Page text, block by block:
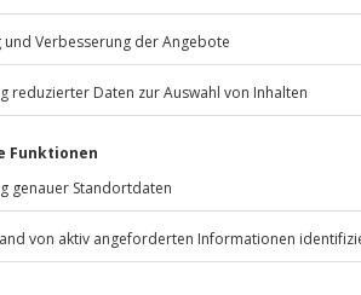
Jochen SchweizerGmbH
Mühldorfstraße 8
außer an bundesweiten